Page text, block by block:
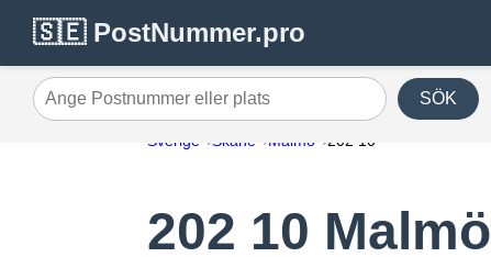
🇸🇪 PostNummer.pro
Ange Postnummer eller plats SÖK
Sverige Skåne Malmö 202 10
202 10 Malmö